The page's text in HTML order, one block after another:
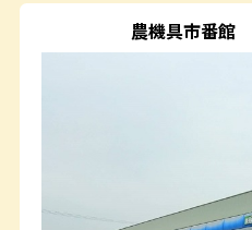
農機具市番館